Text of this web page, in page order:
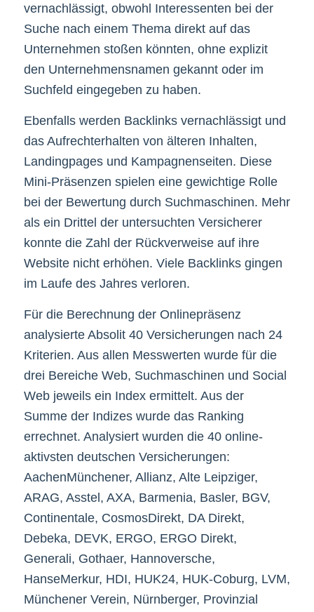
vernachlässigt, obwohl Interessenten bei der
Suche nach einem Thema direkt auf das
Unternehmen stoßen könnten, ohne explizit
den Unternehmensnamen gekannt oder im
Suchfeld eingegeben zu haben.
Ebenfalls werden Backlinks vernachlässigt und
das Aufrechterhalten von älteren Inhalten,
Landingpages und Kampagnenseiten. Diese
Mini-Präsenzen spielen eine gewichtige Rolle
bei der Bewertung durch Suchmaschinen. Mehr
als ein Drittel der untersuchten Versicherer
konnte die Zahl der Rückverweise auf ihre
Website nicht erhöhen. Viele Backlinks gingen
im Laufe des Jahres verloren.
Für die Berechnung der Onlinepräsenz
analysierte Absolit 40 Versicherungen nach 24
Kriterien. Aus allen Messwerten wurde für die
drei Bereiche Web, Suchmaschinen und Social
Web jeweils ein Index ermittelt. Aus der
Summe der Indizes wurde das Ranking
errechnet. Analysiert wurden die 40 online-
aktivsten deutschen Versicherungen:
AachenMünchener, Allianz, Alte Leipziger,
ARAG, Asstel, AXA, Barmenia, Basler, BGV,
Continentale, CosmosDirekt, DA Direkt,
Debeka, DEVK, ERGO, ERGO Direkt,
Generali, Gothaer, Hannoversche,
HanseMerkur, HDI, HUK24, HUK-Coburg, LVM,
Münchener Verein, Nürnberger, Provinzial